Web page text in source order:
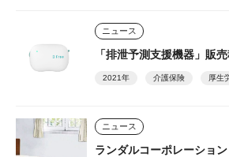
ニュース
「排泄予測支援機器」販
2021年 介護保険 厚生
ニュース
ランダルコーポレーショ